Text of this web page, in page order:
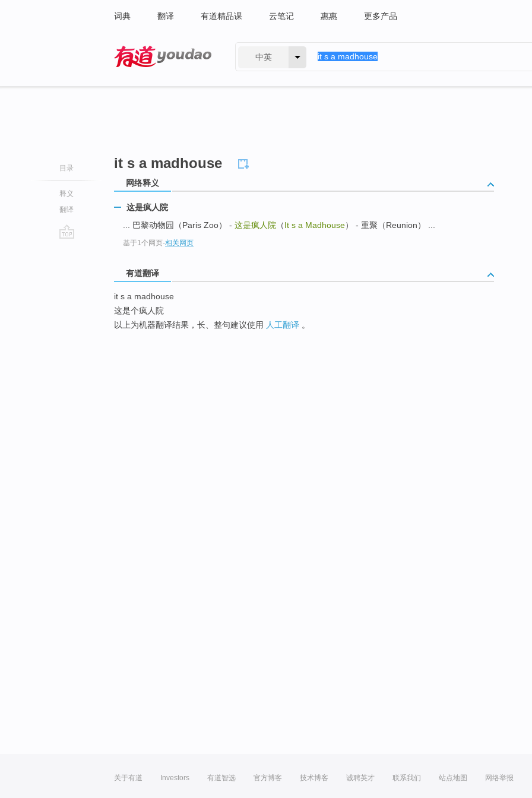
词典 翻译 有道精品课 云笔记 惠惠 更多产品
中英
目录
释义
翻译
it s a madhouse
网络释义
这是疯人院
... 巴黎动物园（Paris Zoo） - 这是疯人院 （It s a Madhouse） - 重聚（Reunion） ...
基于1个网页-相关网页
有道翻译
it s a madhouse
这是个疯人院
以上为机器翻译结果，长、整句建议使用 人工翻译 。
关于有道 Investors 有道智选 官方博客 技术博客 诚聘英才 联系我们 站点地图 网络举报